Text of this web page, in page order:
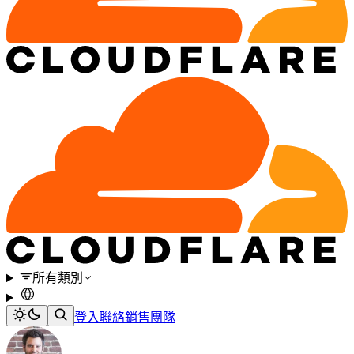
所有類別
登入聯絡銷售團隊